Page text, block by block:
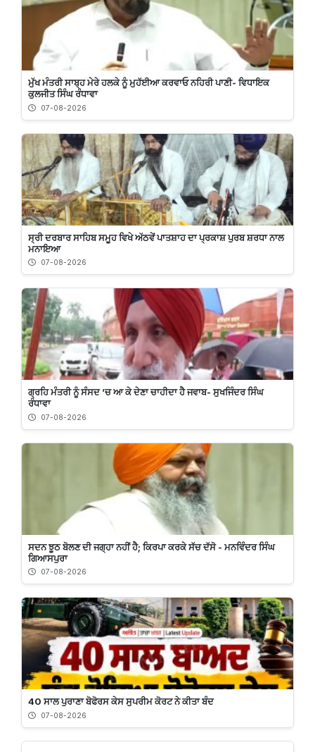
ਮੁੱਖ ਮੰਤਰੀ ਸਾਬ੍ਹ ਮੇਰੇ ਹਲਕੇ ਨੂੰ ਮੁਹੱਈਆ ਕਰਵਾਓ ਨਹਿਰੀ ਪਾਣੀ- ਵਿਧਾਇਕ
ਕੁਲਜੀਤ ਸਿੰਘ ਰੰਧਾਵਾ
07-08-2026
ਸ੍ਰੀ ਦਰਬਾਰ ਸਾਹਿਬ ਸਮੂਹ ਵਿਖੇ ਅੱਠਵੇਂ ਪਾਤਸ਼ਾਹ ਦਾ ਪ੍ਰਕਾਸ਼ ਪੁਰਬ ਸ਼ਰਧਾ ਨਾਲ
ਮਨਾਇਆ
07-08-2026
ਗ੍ਰਹਿ ਮੰਤਰੀ ਨੂੰ ਸੰਸਦ ’ਚ ਆ ਕੇ ਦੇਣਾ ਚਾਹੀਦਾ ਹੈ ਜਵਾਬ- ਸੁਖਜਿੰਦਰ ਸਿੰਘ
ਰੰਧਾਵਾ
07-08-2026
ਸਦਨ ਝੂਠ ਬੋਲਣ ਦੀ ਜਗ੍ਹਾ ਨਹੀਂ ਹੈ; ਕਿਰਪਾ ਕਰਕੇ ਸੱਚ ਦੱਸੋ - ਮਨਵਿੰਦਰ ਸਿੰਘ
ਗਿਆਸਪੁਰਾ
07-08-2026
40 ਸਾਲ ਪੁਰਾਣਾ ਬੋਫੋਰਸ ਕੇਸ ਸੁਪਰੀਮ ਕੋਰਟ ਨੇ ਕੀਤਾ ਬੰਦ
07-08-2026